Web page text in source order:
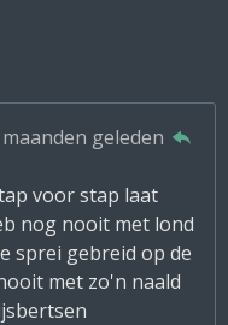
geleden
voor stap laat
nog nooit met lond
sprei gebreid op de
met zo'n naald